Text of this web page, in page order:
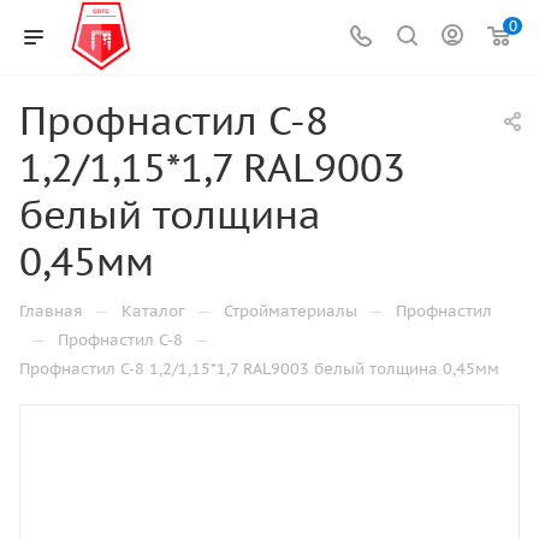
0
Профнастил С-8
1,2/1,15*1,7 RAL9003
белый толщина
0,45мм
Главная — Каталог — Стройматериалы — Профнастил
— Профнастил С-8 —
Профнастил С-8 1,2/1,15*1,7 RAL9003 белый толщина 0,45мм